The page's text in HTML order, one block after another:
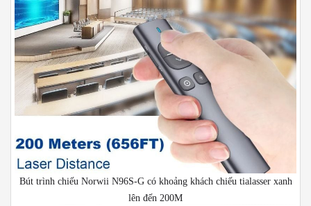
Bút trình chiếu Norwii N96S-G có khoảng khách chiếu tialasser xanh
lên đến 200M